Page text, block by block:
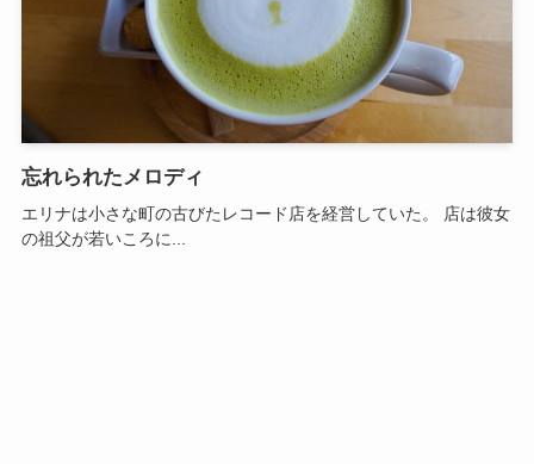
忘れられたメロディ
エリナは小さな町の古びたレコード店を経営していた。 店は彼女
の祖父が若いころに...